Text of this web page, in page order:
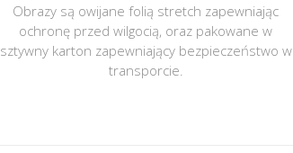
Obrazy są owijane folią stretch zapewniając
ochronę przed wilgocią, oraz pakowane w
sztywny karton zapewniający bezpieczeństwo w
transporcie.